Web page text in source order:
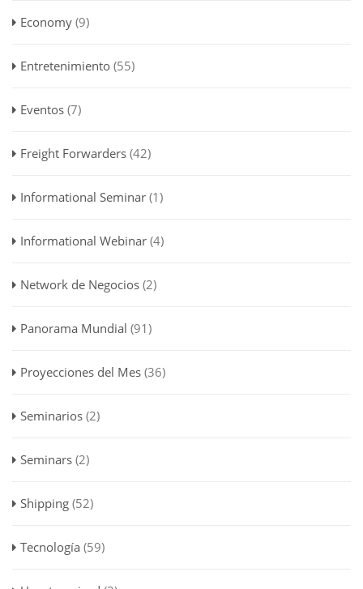
Economy (9)
Entretenimiento (55)
Eventos (7)
Freight Forwarders (42)
Informational Seminar (1)
Informational Webinar (4)
Network de Negocios (2)
Panorama Mundial (91)
Proyecciones del Mes (36)
Seminarios (2)
Seminars (2)
Shipping (52)
Tecnología (59)